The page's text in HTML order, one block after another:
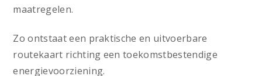
maatregelen.
Zo ontstaat een praktische en uitvoerbare
routekaart richting een toekomstbestendige
energievoorziening.